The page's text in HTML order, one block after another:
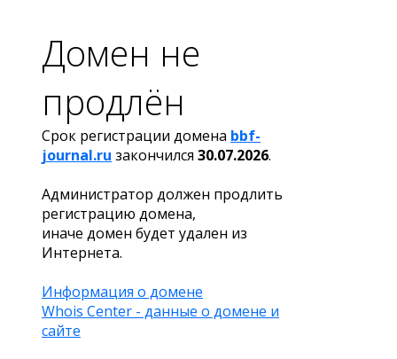
Домен не
продлён
Срок регистрации домена bbf-
journal.ru закончился 30.07.2026.
Администратор должен продлить
регистрацию домена,
иначе домен будет удален из
Интернета.
Информация о домене
Whois Center - данные о домене и
сайте